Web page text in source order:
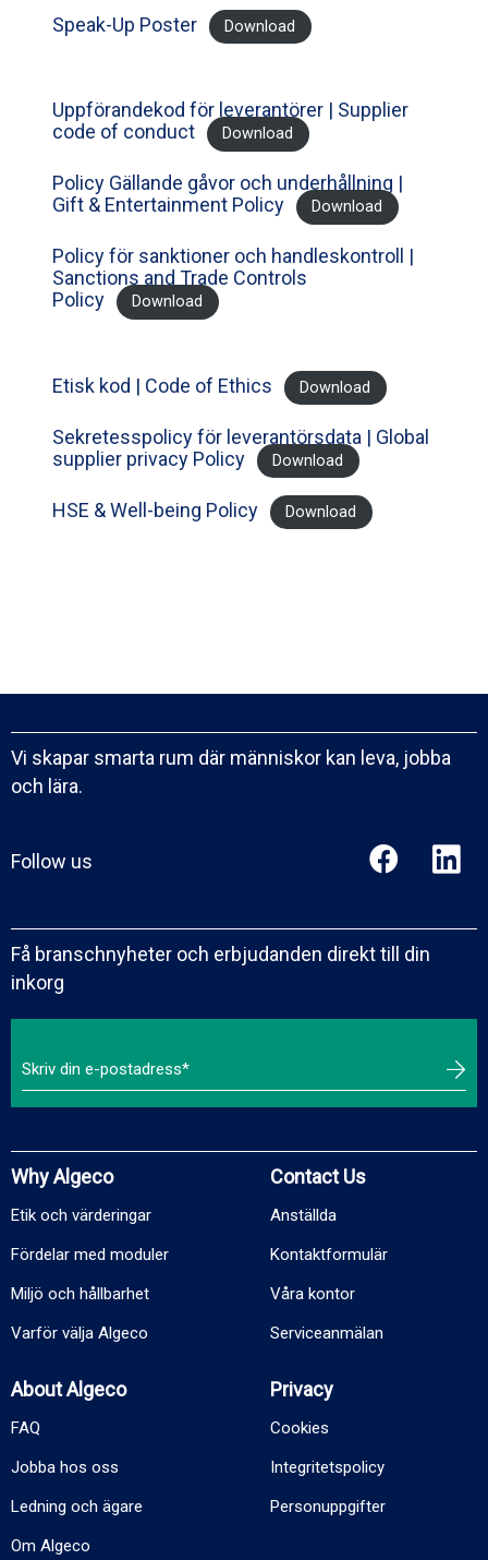
Speak-Up Poster Download
Uppförandekod för leverantörer | Supplier
code of conduct
Download
Policy Gällande gåvor och underhållning |
Gift & Entertainment Policy
Download
Policy för sanktioner och handleskontroll |
Sanctions and Trade Controls
Policy
Download
Etisk kod | Code of Ethics Download
Sekretesspolicy för leverantörsdata | Global
supplier privacy Policy
Download
HSE & Well-being Policy Download
Vi skapar smarta rum där människor kan leva, jobba
och lära.
Follow us
Få branschnyheter och erbjudanden direkt till din
inkorg
Why Algeco
Etik och värderingar
Fördelar med moduler
Miljö och hållbarhet
Varför välja Algeco
Contact Us
Anställda
Kontaktformulär
Våra kontor
Serviceanmälan
About Algeco
FAQ
Jobba hos oss
Ledning och ägare
Om Algeco
Privacy
Cookies
Integritetspolicy
Personuppgifter